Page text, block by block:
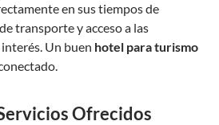
en sus tiempos de
transporte y acceso a las
Un buen hotel para turismo
Ofrecidos